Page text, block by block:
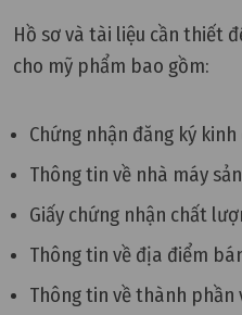
Hồ sơ và tài liệu cần thiết
cho mỹ phẩm bao gồm:
Chứng nhận đăng ký
Thông tin về nhà máy
Giấy chứng nhận chất
Thông tin về địa điểm
Thông tin về thành